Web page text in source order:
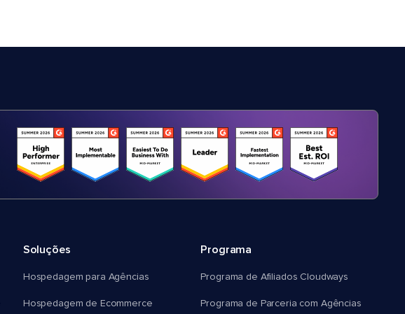
Soluções
Hospedagem para Agências
Hospedagem de Ecommerce
Programa
Programa de Afiliados Cloudways
Programa de Parceria com Agências